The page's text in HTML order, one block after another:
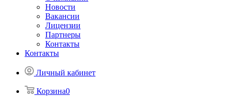
Новости
Вакансии
Лицензии
Партнеры
Контакты
Контакты
Личный кабинет
Корзина0